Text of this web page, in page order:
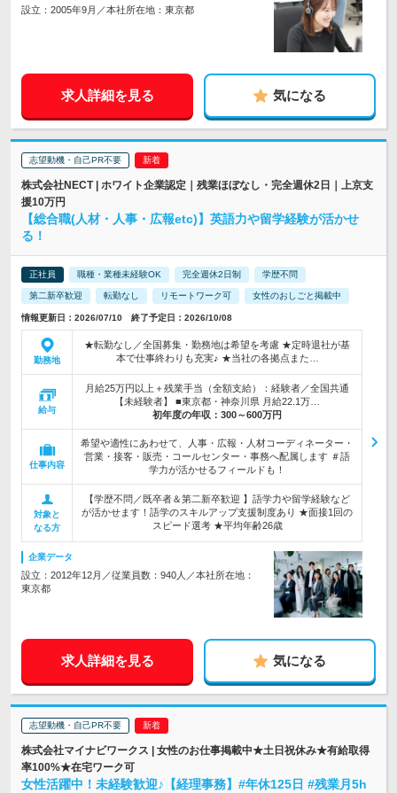
設立：2005年9月／本社所在地：東京都
求人詳細を見る 気になる
志望動機・自己PR不要
株式会社NECT | ホワイト企業認定｜残業ほぼなし・完全週休2日｜上京支
援10万円
【総合職(人材・人事・広報etc)】英語力や留学経験が活かせ
る！
正社員 職種・業種未経験OK 完全週休2日制 学歴不問
第二新卒歓迎 転勤なし リモートワーク可 女性のおしごと掲載中
情報更新日：2026/07/10 終了予定日：2026/10/08
勤務地
★転勤なし／全国募集・勤務地は希望を考慮 ★定時退社が基
本で仕事終わりも充実♪ ★当社の各拠点また…
給与
月給25万円以上＋残業手当（全額支給）：経験者／全国共通
【未経験者】 ■東京都・神奈川県 月給22.1万…
初年度の年収： 300～600万円
仕事内容
希望や適性にあわせて、人事・広報・人材コーディネーター・
営業・接客・販売・コールセンター・事務へ配属します ＃語
学力が活かせるフィールドも！
対象と
なる方
【学歴不問／既卒者＆第二新卒歓迎 】語学力や留学経験など
が活かせます！語学のスキルアップ支援制度あり ★面接1回の
スピード選考 ★平均年齢26歳
企業データ
設立：2012年12月／従業員数：940人／本社所在地：
東京都
求人詳細を見る 気になる
志望動機・自己PR不要
株式会社マイナビワークス | 女性のお仕事掲載中★土日祝休み★有給取得
率100%★在宅ワーク可
女性活躍中！未経験歓迎♪【経理事務】#年休125日 #残業月5h